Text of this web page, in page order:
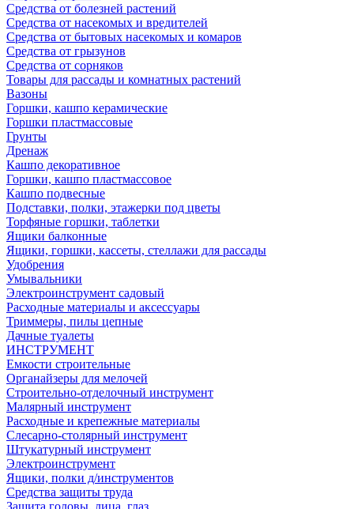
Средства от болезней растений
Средства от насекомых и вредителей
Средства от бытовых насекомых и комаров
Средства от грызунов
Средства от сорняков
Товары для рассады и комнатных растений
Вазоны
Горшки, кашпо керамические
Горшки пластмассовые
Грунты
Дренаж
Кашпо декоративное
Горшки, кашпо пластмассовое
Кашпо подвесные
Подставки, полки, этажерки под цветы
Торфяные горшки, таблетки
Ящики балконные
Ящики, горшки, кассеты, стеллажи для рассады
Удобрения
Умывальники
Электроинструмент садовый
Расходные материалы и аксессуары
Триммеры, пилы цепные
Дачные туалеты
ИНСТРУМЕНТ
Емкости строительные
Органайзеры для мелочей
Строительно-отделочный инструмент
Малярный инструмент
Расходные и крепежные материалы
Слесарно-столярный инструмент
Штукатурный инструмент
Электроинструмент
Ящики, полки д/инструментов
Средства защиты труда
Защита головы, лица, глаз